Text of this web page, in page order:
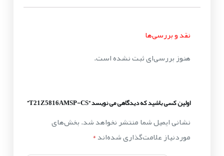
نقد و بررسی‌ها
هنوز بررسی‌ای ثبت نشده است.
اولین کسی باشید که دیدگاهی می نویسد “T21Z5816AMSP-CS”
نشانی ایمیل شما منتشر نخواهد شد.بخش‌های
موردنیاز علامت‌گذاری شده‌اند*